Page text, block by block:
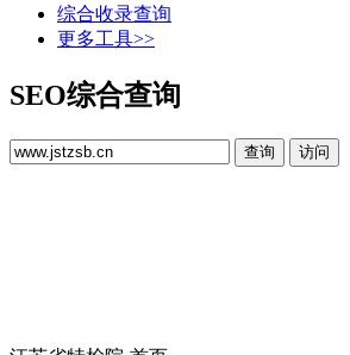
综合收录查询
更多工具>>
SEO综合查询